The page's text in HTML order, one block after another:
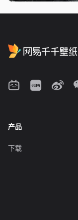
产品
下载